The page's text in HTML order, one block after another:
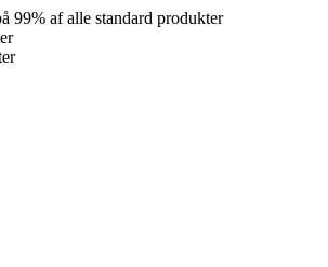
99% af alle standard produkter